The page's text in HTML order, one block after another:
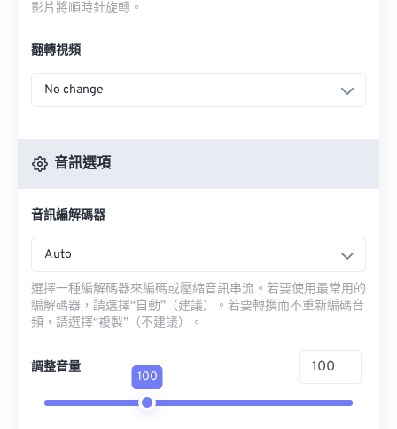
影片將順時針旋轉。
翻轉視頻
No change
音訊選項
音訊編解碼器
Auto
選擇一種編解碼器來編碼或壓縮音訊串流。若要使用最常用的
編解碼器，請選擇“自動”（建議）。若要轉換而不重新編碼音
頻，請選擇“複製”（不建議）。
調整音量
100